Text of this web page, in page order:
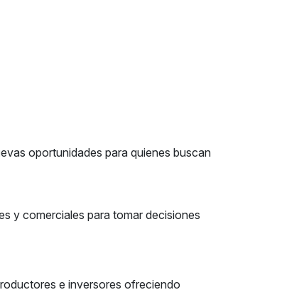
oportunidades para quienes buscan
y comerciales para tomar decisiones
e inversores ofreciendo